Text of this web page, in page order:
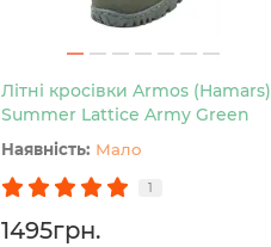
Літні кросівки Armos (Hamars)
Summer Lattice Army Green
Мало
1
1495грн.